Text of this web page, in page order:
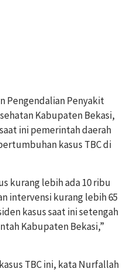
Pengendalian Penyakit
Kabupaten Bekasi,
ini pemerintah daerah
kasus TBC di
kurang lebih ada 10 ribu
intervensi kurang lebih 65
kasus saat ini setengah
Kabupaten Bekasi,”
TBC ini, kata Nurfallah